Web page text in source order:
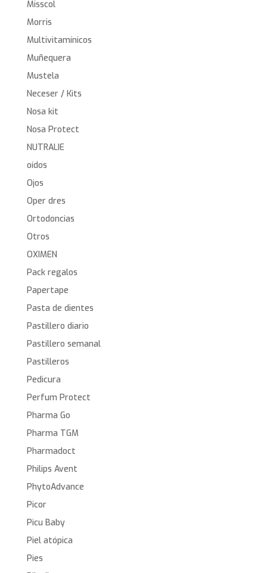
Misscol
Morris
Multivitamínicos
Muñequera
Mustela
Neceser / Kits
Nosa kit
Nosa Protect
NUTRALIE
oídos
Ojos
Oper dres
Ortodoncias
Otros
OXIMEN
Pack regalos
Papertape
Pasta de dientes
Pastillero diario
Pastillero semanal
Pastilleros
Pedicura
Perfum Protect
Pharma Go
Pharma TGM
Pharmadoct
Philips Avent
PhytoAdvance
Picor
Picu Baby
Piel atópica
Pies